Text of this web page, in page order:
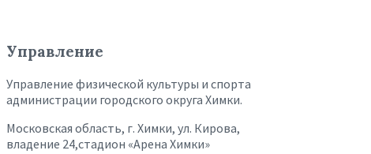
Управление
Управление физической культуры и спорта
администрации городского округа Химки.
Московская область, г. Химки, ул. Кирова,
владение 24,стадион «Арена Химки»